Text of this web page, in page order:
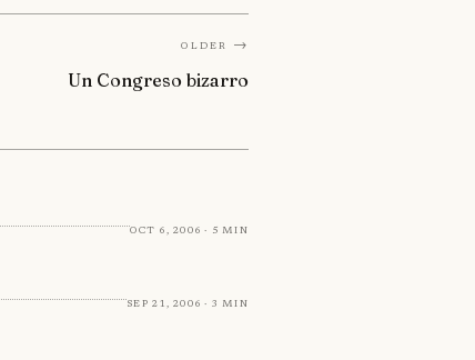
Older →
Un Congreso bizarro
Oct 6, 2006 · 5 min
Sep 21, 2006 · 3 min